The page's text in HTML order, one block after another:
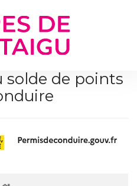
solde de points